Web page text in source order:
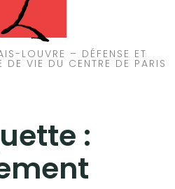
LOUVRE – DÉFENSE ET
VIE DU CENTRE DE PARIS
: